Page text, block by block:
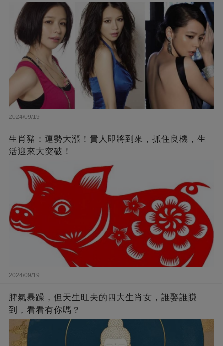
來李靚蕾說的都是真的 ！
2024/09/19
生肖豬：運勢大漲！貴人即將到來，抓住良機，生
活迎來大突破！
2024/09/19
脾氣暴躁，但天生旺夫的四大生肖女，誰娶誰賺
到，看看有你嗎？